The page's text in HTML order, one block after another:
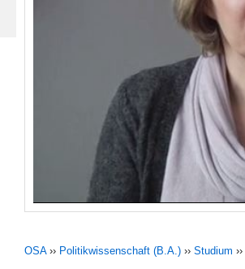
OSA›› Politikwissenschaft (B.A.) ›› Studium ››